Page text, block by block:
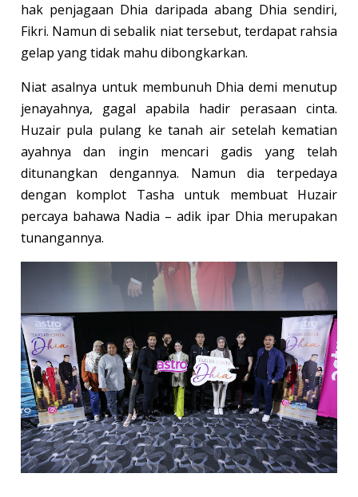
hak penjagaan Dhia daripada abang Dhia sendiri,
Fikri. Namun di sebalik niat tersebut, terdapat rahsia
gelap yang tidak mahu dibongkarkan.
Niat asalnya untuk membunuh Dhia demi menutup
jenayahnya, gagal apabila hadir perasaan cinta.
Huzair pula pulang ke tanah air setelah kematian
ayahnya dan ingin mencari gadis yang telah
ditunangkan dengannya. Namun dia terpedaya
dengan komplot Tasha untuk membuat Huzair
percaya bahawa Nadia – adik ipar Dhia merupakan
tunangannya.